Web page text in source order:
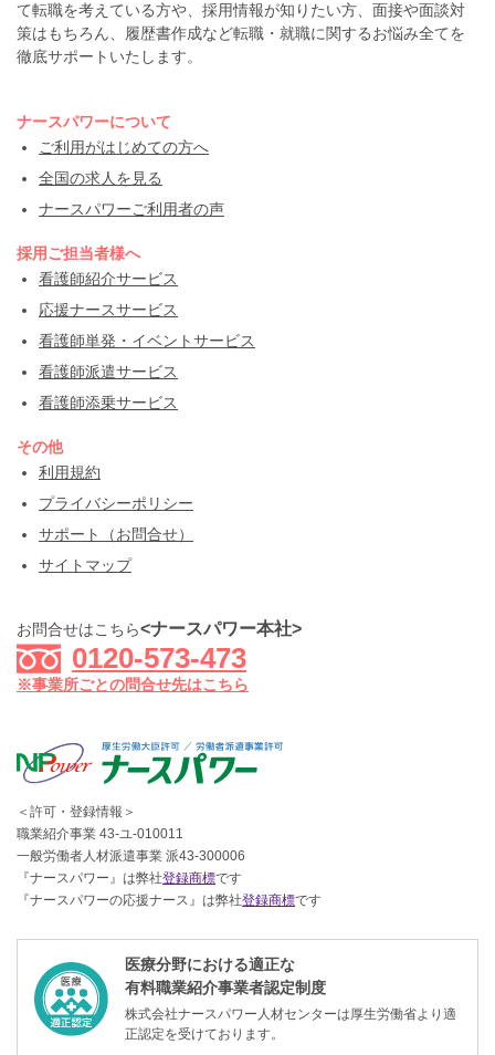
て転職を考えている方や、採用情報が知りたい方、面接や面談対
策はもちろん、履歴書作成など転職・就職に関するお悩み全てを
徹底サポートいたします。
ナースパワーについて
ご利用がはじめての方へ
全国の求人を見る
ナースパワーご利用者の声
採用ご担当者様へ
看護師紹介サービス
応援ナースサービス
看護師単発・イベントサービス
看護師派遣サービス
看護師添乗サービス
その他
利用規約
プライバシーポリシー
サポート（お問合せ）
サイトマップ
お問合せはこちら<ナースパワー本社>
0120-573-473
※事業所ごとの問合せ先はこちら
＜許可・登録情報＞
職業紹介事業 43-ユ-010011
一般労働者人材派遣事業 派43-300006
『ナースパワー』は弊社登録商標です
『ナースパワーの応援ナース』は弊社登録商標です
医療分野における適正な
有料職業紹介事業者認定制度
株式会社ナースパワー人材センターは厚生労働省より適
正認定を受けております。